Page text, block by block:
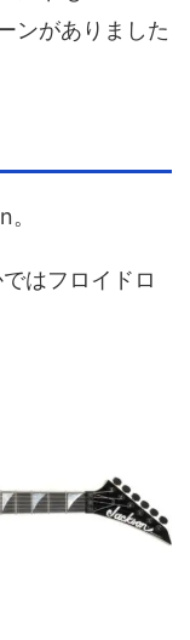
ンがありました
はフロイドロ